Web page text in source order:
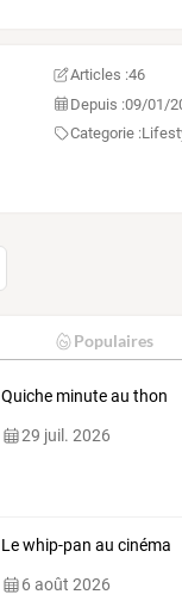
Articles :46
Depuis :09/01/
Categorie :
Populaires
Quiche minute au thon
29 juil. 2026
Le whip-pan au cinéma
6 août 2026